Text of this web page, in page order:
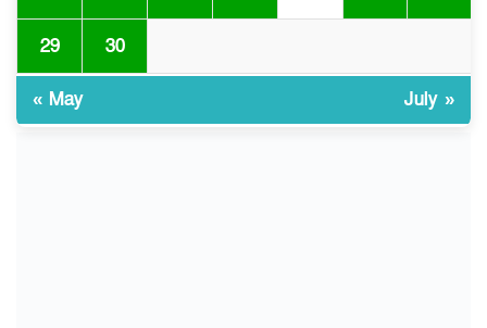
৯
দেখে বিএসএফের রাবার বুলেট,
29 30
« May July »